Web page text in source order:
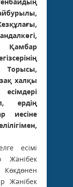
Торысы,
халқы
ердің
иесіне
есімі
Жәнібек
Жәнібек